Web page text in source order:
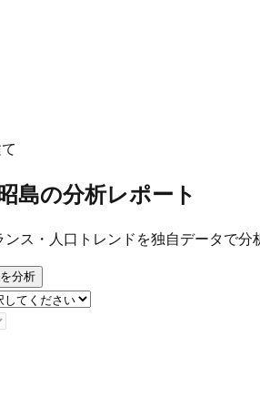
島の分析レポート
ス・人口トレンドを独自データで分
分析